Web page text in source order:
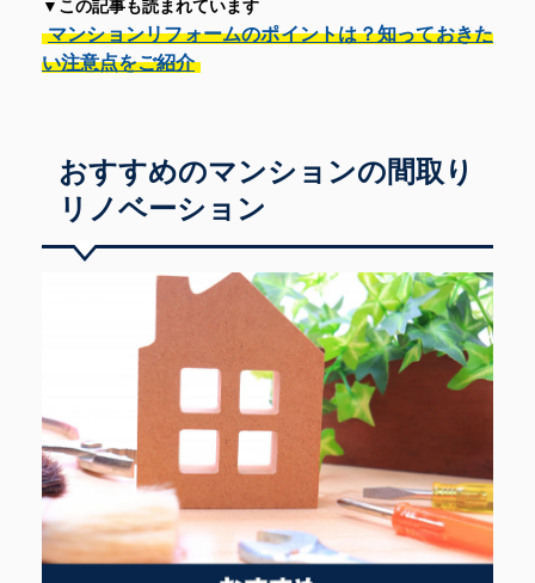
▼この記事も読まれています
マンションリフォームのポイントは？知っておきた
い注意点をご紹介
おすすめのマンションの間取り
リノベーション